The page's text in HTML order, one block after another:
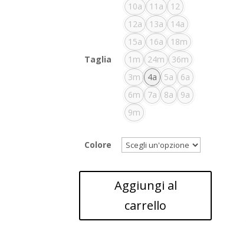
Taglia
10a 11a
12
12a
13a
14a
15a
16a
18m
1m
24m
36m
3m
4a 5a
6a
6m
7a 8a
9a
9m
Colore
Aggiungi al
carrello